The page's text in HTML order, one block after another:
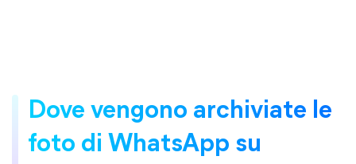
Dove vengono archiviate le
foto di WhatsApp su